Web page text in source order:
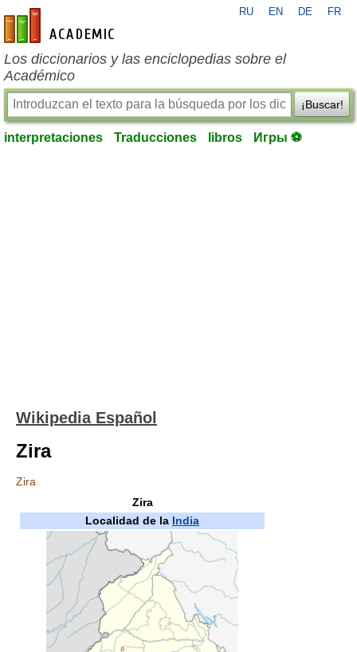
es-academic.com
RU EN DE FR
Los diccionarios y las enciclopedias sobre el
Académico
¡Buscar!
interpretaciones Traducciones libros Игры ⚽
Wikipedia Español
Zira
Zira
Zira
Localidad de la India